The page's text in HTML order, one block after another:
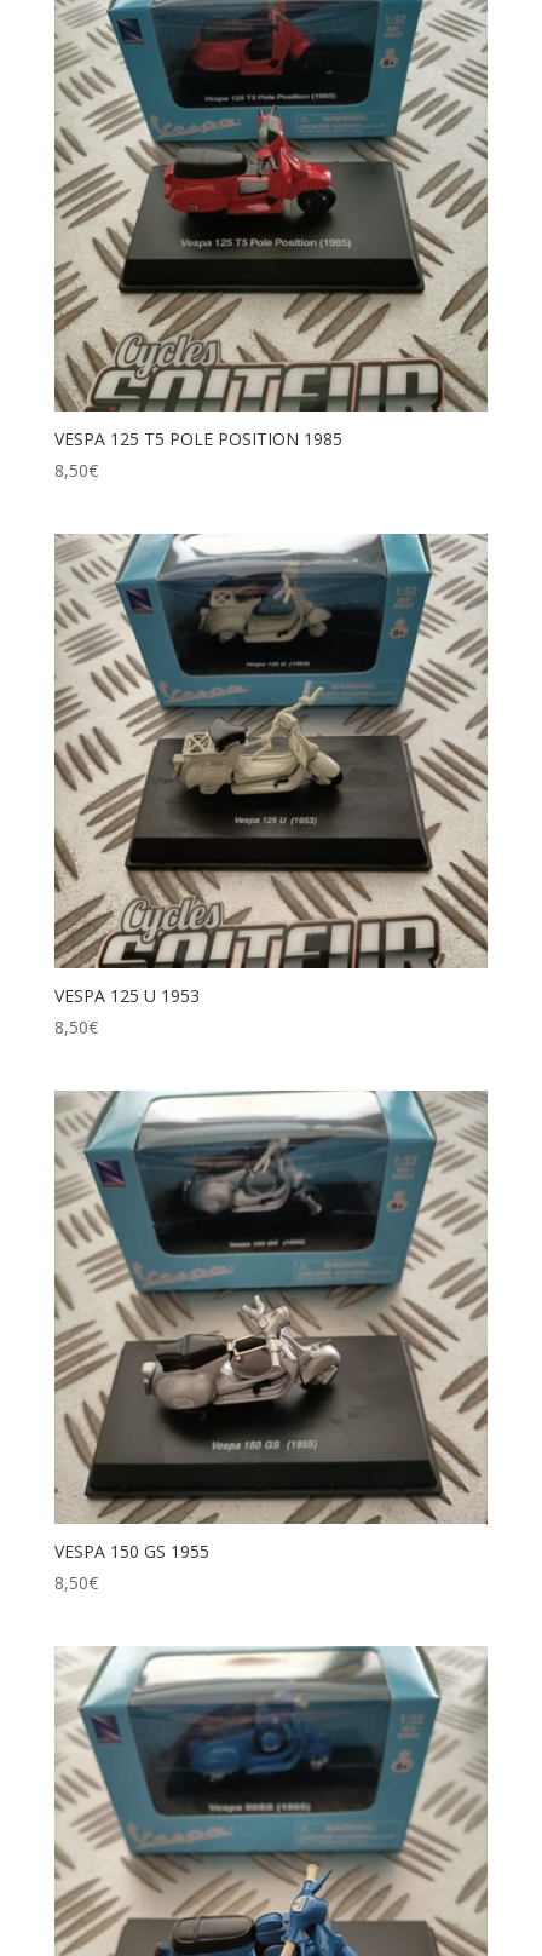
VESPA 125 T5 POLE POSITION 1985
8,50€
VESPA 125 U 1953
8,50€
VESPA 150 GS 1955
8,50€